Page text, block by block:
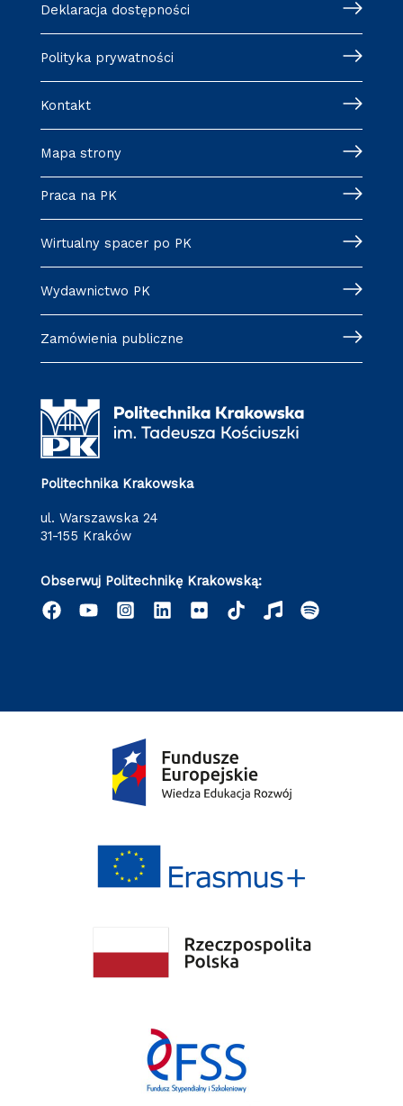
Deklaracja dostępności
Polityka prywatności
Kontakt
Mapa strony
Praca na PK
Wirtualny spacer po PK
Wydawnictwo PK
Zamówienia publiczne
Politechnika Krakowska
ul. Warszawska 24
31-155 Kraków
Obserwuj Politechnikę Krakowską: